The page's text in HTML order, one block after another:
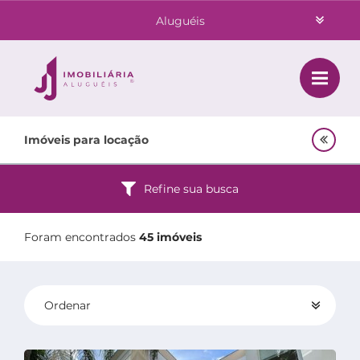
Aluguéis
Investimentos
Empreendimentos Agnes
Lançamentos
Quem Somos
Imóveis para locação
Refine sua busca
Foram encontrados 45 imóveis
Ordenar